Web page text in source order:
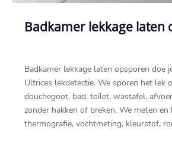
Badkamer lekkage laten
Badkamer lekkage laten opsporen doe
Ultrices lekdetectie.​ We sporen het lek
douchegoot, bad, toilet, wastafel,
zonder hakken of breken.​ We meten
thermografie, vochtmeting, kleurstof,